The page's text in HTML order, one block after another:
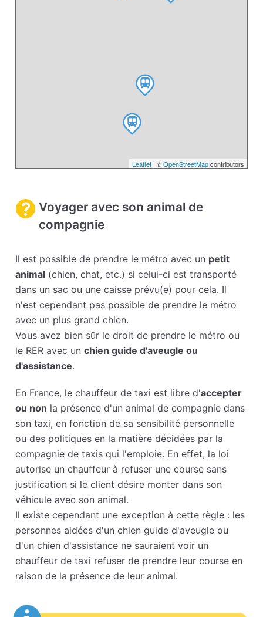
Leaflet| ©OpenStreetMapcontributors
Voyager avec son animal de
compagnie
Il est possible de prendre le métro avec un petit
animal (chien, chat, etc.) si celui-ci est transporté
dans un sac ou une caisse prévu(e) pour cela. Il
n'est cependant pas possible de prendre le métro
avec un plus grand chien.
Vous avez bien sûr le droit de prendre le métro ou
le RER avec unchien guide d'aveugle ou
d'assistance.
En France, le chauffeur de taxi est libre d'accepter
ou non la présence d'un animal de compagnie dans
son taxi, en fonction de sa sensibilité personnelle
ou des politiques en la matière décidées par la
compagnie de taxis qui l'emploie. En effet, la loi
autorise un chauffeur à refuser une course sans
justification si le client désire monter dans son
véhicule avec son animal.
Il existe cependant une exception à cette règle : les
personnes aidées d'un chien guide d'aveugle ou
d'un chien d'assistance ne sauraient voir un
chauffeur de taxi refuser de prendre leur course en
raison de la présence de leur animal.